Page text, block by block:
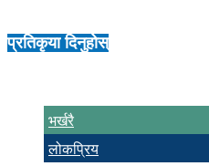
प्रतिकृया दिनुहोस्
भर्खरै
लोकप्रिय